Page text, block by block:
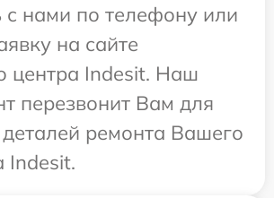
с нами по телефону или
на сайте
центра Indesit. Наш
перезвонит Вам для
ремонта Вашего
Indesit.